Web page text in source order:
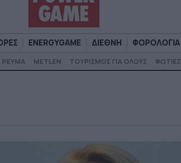
ENERGYGAME ΔΙΕΘΝΗ ΦΟΡΟΛΟΓΙΑ
ΡΕΥΜΑ METLEN ΤΟΥΡΙΣΜΟΣ ΓΙΑ ΟΛΟΥΣ ΦΩΤΙΕΣ